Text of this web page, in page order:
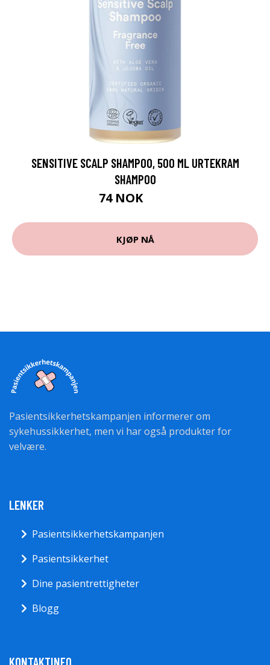
SENSITIVE SCALP SHAMPOO, 500 ML URTEKRAM
SHAMPOO
74 NOK
KJØP NÅ
Pasientsikkerhetskampanjen informerer om
sykehussikkerhet, men vi har også produkter for
velvære.
LENKER
Pasientsikkerhetskampanjen
Pasientsikkerhet
Dine pasientrettigheter
Blogg
KONTAKTINFO